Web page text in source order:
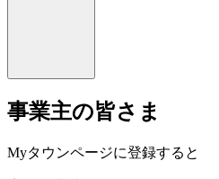
事業主の皆さま
Myタウンページに登録すると